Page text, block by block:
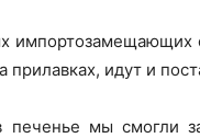
импортозамещающих
идут и
мы смогли